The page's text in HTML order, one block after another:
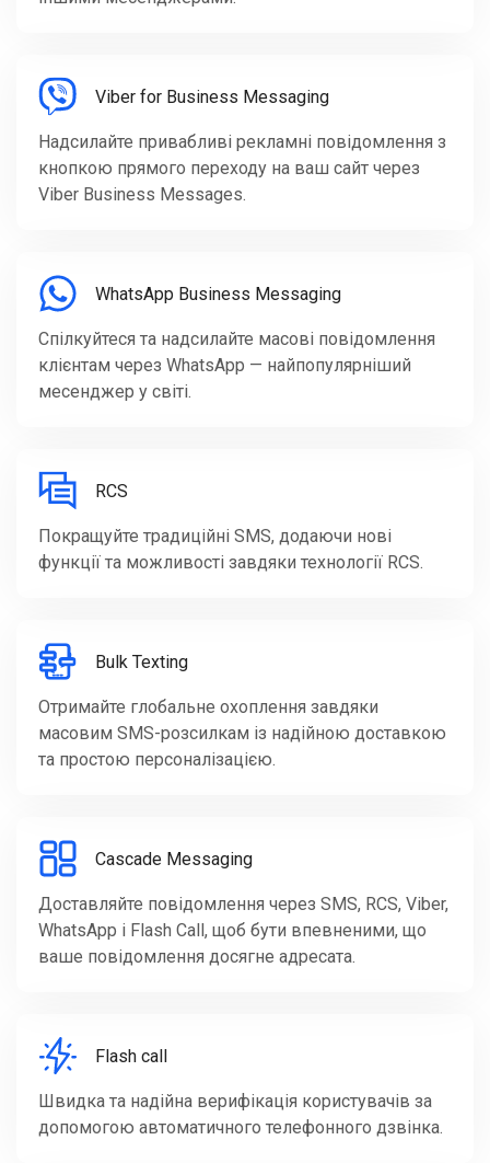
Viber for Business Messaging
Надсилайте привабливі рекламні повідомлення з
кнопкою прямого переходу на ваш сайт через
Viber Business Messages.
WhatsApp Business Messaging
Спілкуйтеся та надсилайте масові повідомлення
клієнтам через WhatsApp — найпопулярніший
месенджер у світі.
RCS
Покращуйте традиційні SMS, додаючи нові
функції та можливості завдяки технології RCS.
Bulk Texting
Отримайте глобальне охоплення завдяки
масовим SMS-розсилкам із надійною доставкою
та простою персоналізацією.
Cascade Messaging
Доставляйте повідомлення через SMS, RCS, Viber,
WhatsApp і Flash Call, щоб бути впевненими, що
ваше повідомлення досягне адресата.
Flash call
Швидка та надійна верифікація користувачів за
допомогою автоматичного телефонного дзвінка.